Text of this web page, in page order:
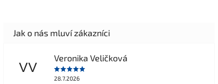
VV
Veronika Veličková
28.7.2026